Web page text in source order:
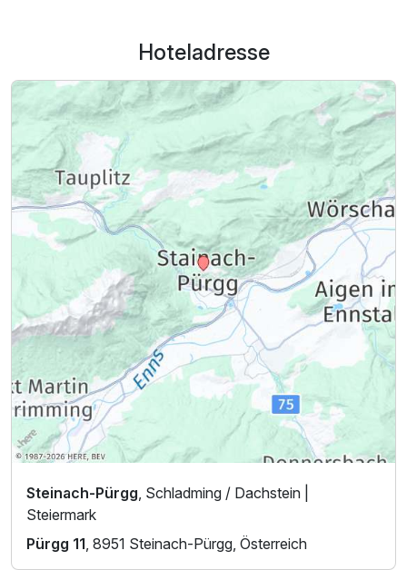
Hoteladresse
Steinach-Pürgg , Schladming / Dachstein |
Steiermark
Pürgg 11 , 8951 Steinach-Pürgg, Österreich